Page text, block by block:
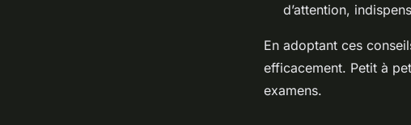
d’attention,
En adoptant ces
efficacement. Petit à
examens.